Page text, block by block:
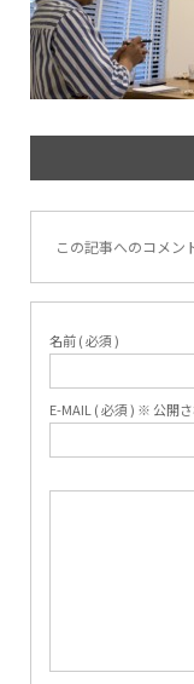
この記事へのコメン
名前 ( 必須 )
E-MAIL ( 必須 ) ※ 公開